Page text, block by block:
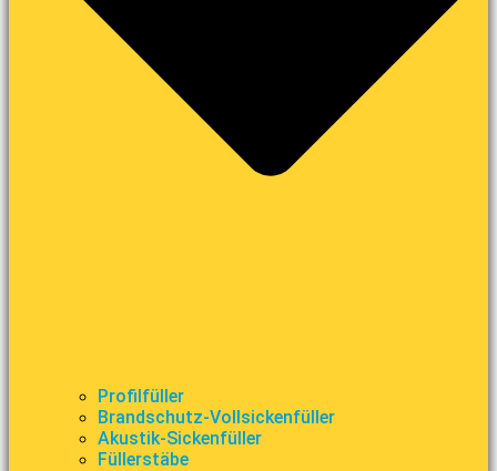
Profilfüller
Brandschutz-Vollsickenfüller
Akustik-Sickenfüller
Füllerstäbe